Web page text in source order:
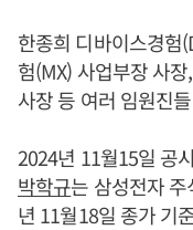
한종희 디바이스경험
험(MX) 사업부장 사
사장 등 여러 임원진
2024년 11월15일 공
박학규는 삼성전자
년 11월18일 종가 기